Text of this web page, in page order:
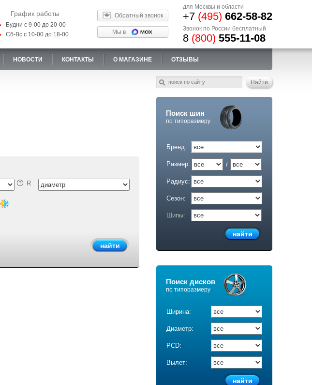
График работы
Будни с 9-00 до 20-00
Сб-Вс с 10-00 до 18-00
Обратный звонок
Мы в
для Москвы и области
+7 (495) 662-58-82
Звонок по России бесплатный
8 (800) 555-11-08
НОВОСТИ КОНТАКТЫ О МАГАЗИНЕ ОТЗЫВЫ
Поиск шин
по типоразмеру
Бренд:
Размер: /
Радиус:
Сезон:
Шипы:
Поиск дисков
по типоразмеру
Ширина:
Диаметр:
PCD:
Вылет:
R